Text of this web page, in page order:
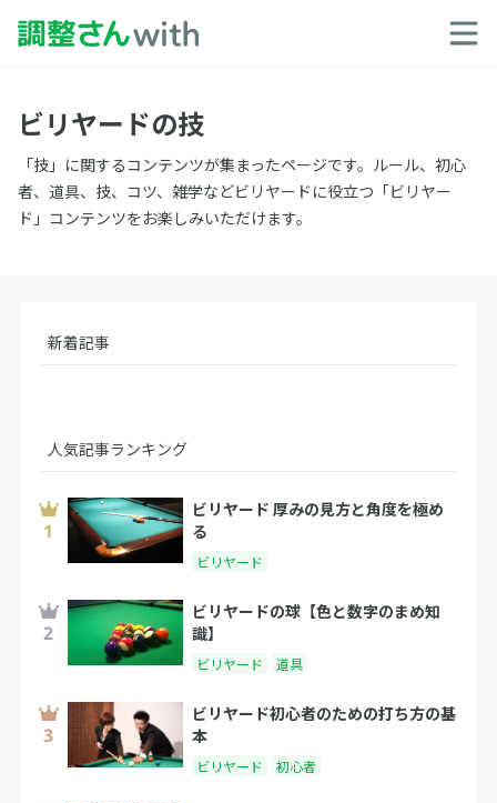
ビリヤードの技
「技」に関するコンテンツが集まったページです。ルール、初心
者、道具、技、コツ、雑学などビリヤードに役立つ「ビリヤー
ド」コンテンツをお楽しみいただけます。
新着記事
人気記事ランキング
ビリヤード 厚みの見方と角度を極め
る
ビリヤード
ビリヤードの球【色と数字のまめ知
識】
ビリヤード 道具
ビリヤード初心者のための打ち方の基
本
ビリヤード 初心者